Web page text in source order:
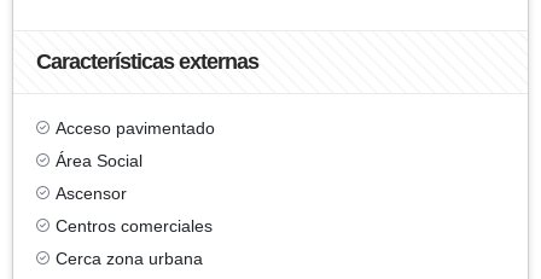
Características externas
Acceso pavimentado
Área Social
Ascensor
Centros comerciales
Cerca zona urbana